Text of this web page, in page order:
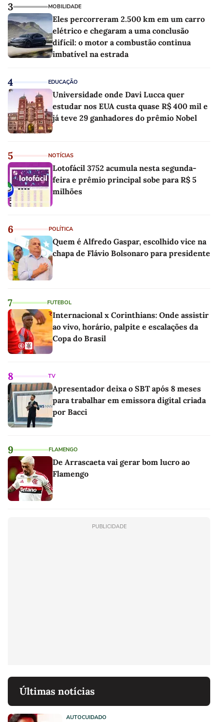
3 MOBILIDADE
Eles percorreram 2.500 km em um carro
elétrico e chegaram a uma conclusão
difícil: o motor a combustão continua
imbatível na estrada
4 EDUCAÇÃO
Universidade onde Davi Lucca quer
estudar nos EUA custa quase R$ 400 mil e
já teve 29 ganhadores do prêmio Nobel
5 NOTÍCIAS
Lotofácil 3752 acumula nesta segunda-
feira e prêmio principal sobe para R$ 5
milhões
6 POLÍTICA
Quem é Alfredo Gaspar, escolhido vice na
chapa de Flávio Bolsonaro para presidente
7 FUTEBOL
Internacional x Corinthians: Onde assistir
ao vivo, horário, palpite e escalações da
Copa do Brasil
8 TV
Apresentador deixa o SBT após 8 meses
para trabalhar em emissora digital criada
por Bacci
9 FLAMENGO
De Arrascaeta vai gerar bom lucro ao
Flamengo
PUBLICIDADE
Últimas notícias
AUTOCUIDADO